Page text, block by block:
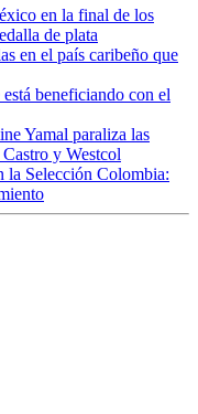
en la final de los
de plata
en el país caribeño que
beneficiando con el
Yamal paraliza las
y Westcol
la Selección Colombia: